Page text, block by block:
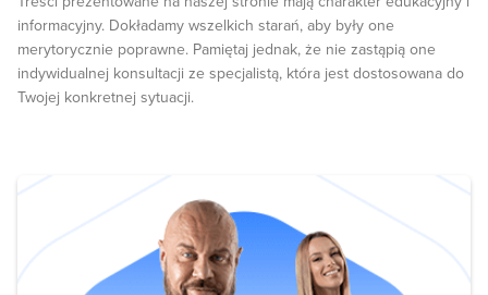
informacyjny. Dokładamy wszelkich starań, aby były one
merytorycznie poprawne. Pamiętaj jednak, że nie zastąpią one
indywidualnej konsultacji ze specjalistą, która jest dostosowana do
Twojej konkretnej sytuacji.